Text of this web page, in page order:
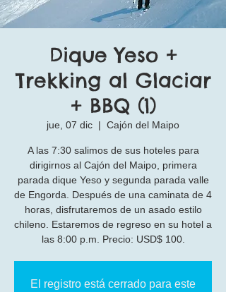
Dique Yeso +
Trekking al Glaciar
+ BBQ (1)
jue, 07 dic
  |
Cajón del Maipo
A las 7:30 salimos de sus hoteles para
dirigirnos al Cajón del Maipo, primera
parada dique Yeso y segunda parada valle
de Engorda. Después de una caminata de 4
horas, disfrutaremos de un asado estilo
chileno. Estaremos de regreso en su hotel a
las 8:00 p.m. Precio: USD$ 100.
El registro está cerrado para este